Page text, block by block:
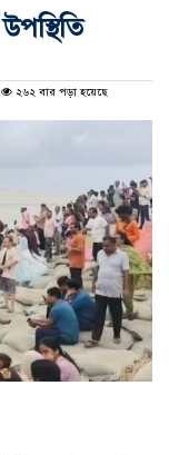
২৬২ বার পড়া হয়েছে